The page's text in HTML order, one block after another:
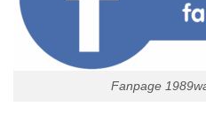
Fanpage